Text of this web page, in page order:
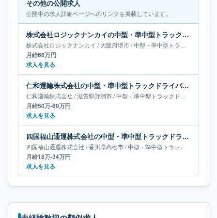
その他の公開求人
公開中の求人詳細ページへのリンクを掲載しています。
株式会社ロジックナンカイの中型・準中型トラックドライバー求人｜大阪府堺市｜月給66万円
株式会社ロジックナンカイ /大阪府堺市/中型・準中型トラックドライバー
月給66万円
求人を見る
仁和運輸株式会社の中型・準中型トラックドライバー求人｜滋賀県野洲市｜月給50万-60万円
仁和運輸株式会社 /滋賀県野洲市/中型・準中型トラックドライバー
月給50万-60万円
求人を見る
四国福山通運株式会社の中型・準中型トラックドライバー求人｜香川県高松市｜月給18万-34万円
四国福山通運株式会社 /香川県高松市/中型・準中型トラックドライバー
月給18万-34万円
求人を見る